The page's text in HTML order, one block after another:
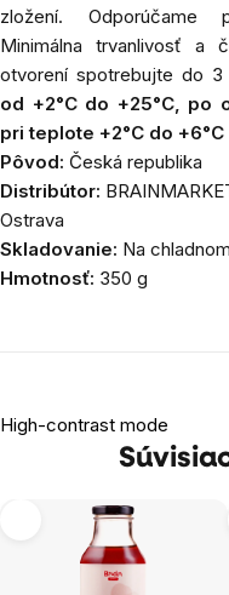
zložení. Odporúčame
Minimálna trvanlivosť a
otvorení spotrebujte do 3
od +2°C do +25°C, po
pri teplote +2°C do
Pôvod: Česká republika
Distribútor:
Ostrava
Skladovanie: Na
Hmotnosť: 350 g
High-contrast mode